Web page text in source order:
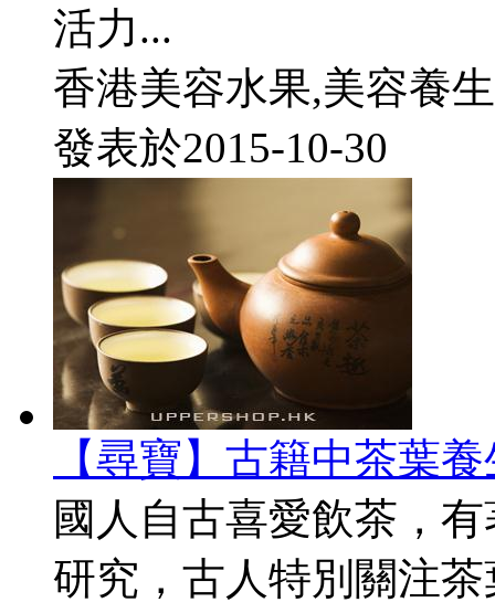
活力...
香港美容水果,美容養
發表於2015-10-30
【尋寶】古籍中茶葉
國人自古喜愛飲茶，
研究，古人特別關注